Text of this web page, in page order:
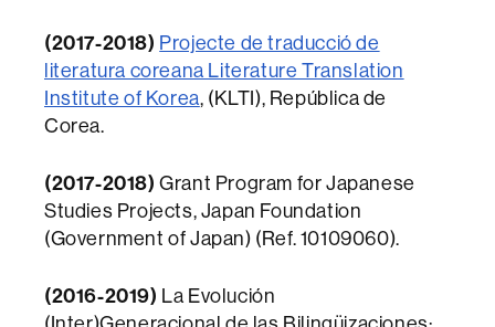
(2017-2018) Projecte de traducció de
literatura coreana Literature Translation
Institute of Korea, (KLTI), República de
Corea.
(2017-2018) Grant Program for Japanese
Studies Projects, Japan Foundation
(Government of Japan) (Ref. 10109060).
(2016-2019) La Evolución